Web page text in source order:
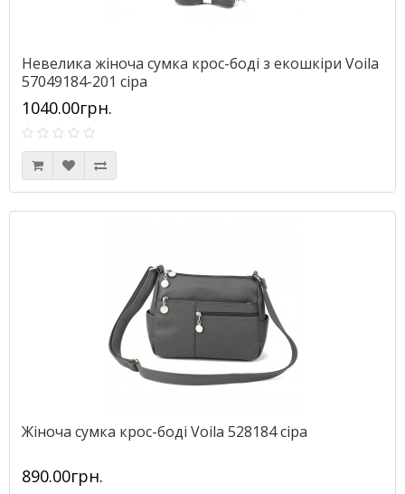
Невелика жіноча сумка крос-боді з екошкіри Voila
57049184-201 сіра
1040.00грн.
Жіноча сумка крос-боді Voila 528184 сіра
890.00грн.